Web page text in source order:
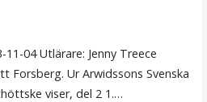
04 Utlärare: Jenny Treece
Forsberg. Ur Arwidssons Svenska
viser, del 2 1.…